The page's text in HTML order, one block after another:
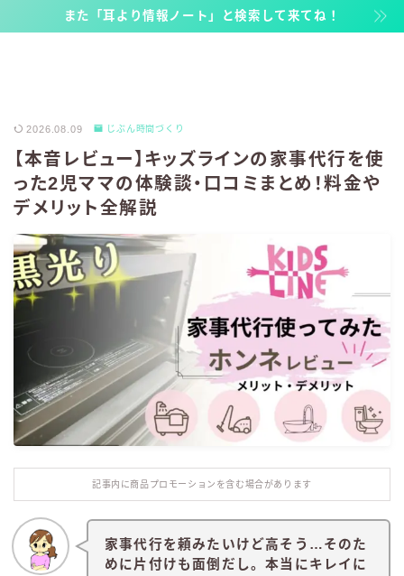
また「耳より情報ノート」と検索して来てね！
2026.08.09 じぶん時間づくり
【本音レビュー】キッズラインの家事代行を使
った2児ママの体験談・口コミまとめ！料金や
デメリット全解説
記事内に商品プロモーションを含む場合があります
家事代行を頼みたいけど高そう…そのた
めに片付けも面倒だし。本当にキレイに